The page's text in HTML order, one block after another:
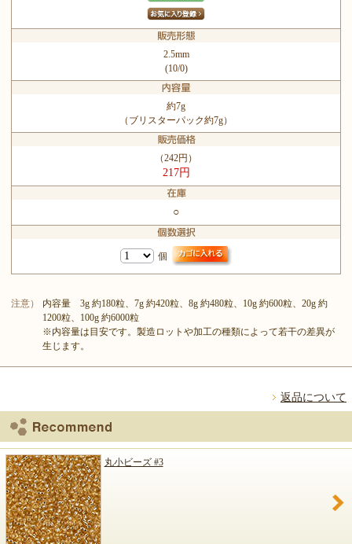
2.5mm
(10/0)
約7g
（ブリスターパック約7g）
（242円）
217円
○
個
注意）
内容量 3g 約180粒、7g 約420粒、8g 約480粒、10g 約600粒、20g 約
1200粒、100g 約6000粒
※内容量は目安です。製造ロットや加工の種類によって若干の差異が
生じます。
返品について
丸小ビーズ #3